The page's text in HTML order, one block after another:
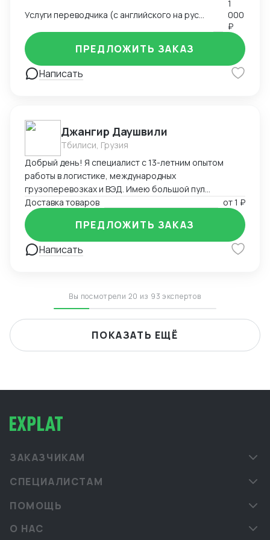
отношениями и развитие клиентской базы •
Глубокое знание китайского рынка и менталитета
Услуги переводчика (с английского на русский и с русского на английский)
1
000
₽
Написать
ПРЕДЛОЖИТЬ ЗАКАЗ
Джангир Даушвили
Тбилиси, Грузия
Добрый день! Я специалист с 13-летним опытом
работы в логистике, международных
грузоперевозках и ВЭД. Имею большой пул
контрагентов, логистов и экспедиторов по всему
миру и России. Доставлю Ваш груз из любой точки
мира любым видом транспорта, оптимизирую Ваши
расходы на логистику и растаможку, а также помогу
с оплатой за товар зарубеж, если необходимо.
Доставка товаров от1 ₽
Написать
ПРЕДЛОЖИТЬ ЗАКАЗ
Вы посмотрели 20 из 93 экспертов
ПОКАЗАТЬ ЕЩЁ
ЗАКАЗЧИКАМ
СПЕЦИАЛИСТАМ
ПОМОЩЬ
О НАС